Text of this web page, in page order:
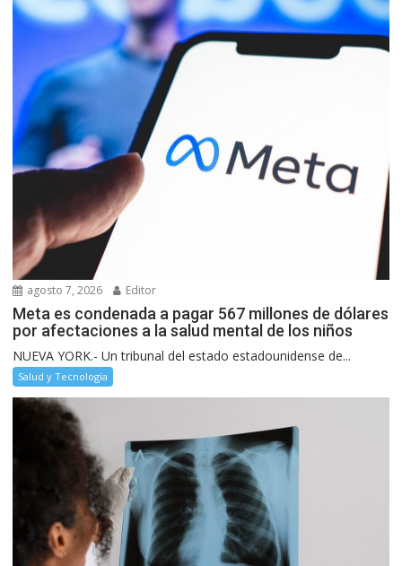
agosto 7, 2026 Editor
Meta es condenada a pagar 567 millones de dólares
por afectaciones a la salud mental de los niños
NUEVA YORK.- Un tribunal del estado estadounidense de...
Salud y Tecnología